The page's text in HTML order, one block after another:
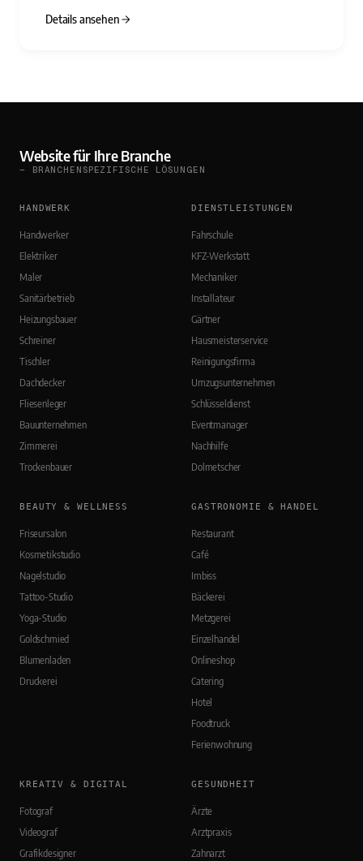
Details ansehen
Website für Ihre Branche
— BRANCHENSPEZIFISCHE LÖSUNGEN
HANDWERK
Handwerker
Elektriker
Maler
Sanitärbetrieb
Heizungsbauer
Schreiner
Tischler
Dachdecker
Fliesenleger
Bauunternehmen
Zimmerei
Trockenbauer
DIENSTLEISTUNGEN
Fahrschule
KFZ-Werkstatt
Mechaniker
Installateur
Gärtner
Hausmeisterservice
Reinigungsfirma
Umzugsunternehmen
Schlüsseldienst
Eventmanager
Nachhilfe
Dolmetscher
BEAUTY & WELLNESS
Friseursalon
Kosmetikstudio
Nagelstudio
Tattoo-Studio
Yoga-Studio
Goldschmied
Blumenladen
Druckerei
GASTRONOMIE & HANDEL
Restaurant
Café
Imbiss
Bäckerei
Metzgerei
Einzelhandel
Onlineshop
Catering
Hotel
Foodtruck
Ferienwohnung
KREATIV & DIGITAL
Fotograf
Videograf
Grafikdesigner
GESUNDHEIT
Ärzte
Arztpraxis
Zahnarzt